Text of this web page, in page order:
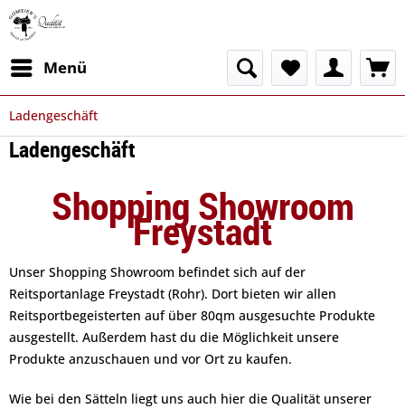
Menü
Ladengeschäft
Ladengeschäft
Shopping Showroom
Freystadt
Unser Shopping Showroom befindet sich auf der
Reitsportanlage Freystadt (Rohr). Dort bieten wir allen
Reitsportbegeisterten auf über 80qm ausgesuchte Produkte
ausgestellt. Außerdem hast du die Möglichkeit unsere
Produkte anzuschauen und vor Ort zu kaufen.
Wie bei den Sätteln liegt uns auch hier die Qualität unserer